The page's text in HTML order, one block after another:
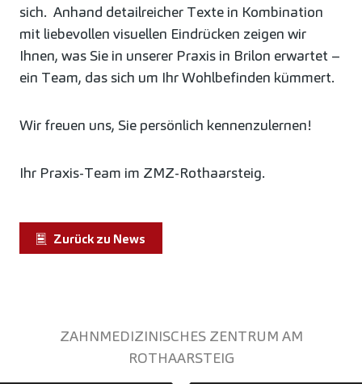
sich. Anhand detailreicher Texte in Kombination
mit liebevollen visuellen Eindrücken zeigen wir
Ihnen, was Sie in unserer Praxis in Brilon erwartet –
ein Team, das sich um Ihr Wohlbefinden kümmert.
Wir freuen uns, Sie persönlich kennenzulernen!
Ihr Praxis-Team im ZMZ-Rothaarsteig.
Zurück zu News
ZAHNMEDIZINISCHES ZENTRUM AM
ROTHAARSTEIG